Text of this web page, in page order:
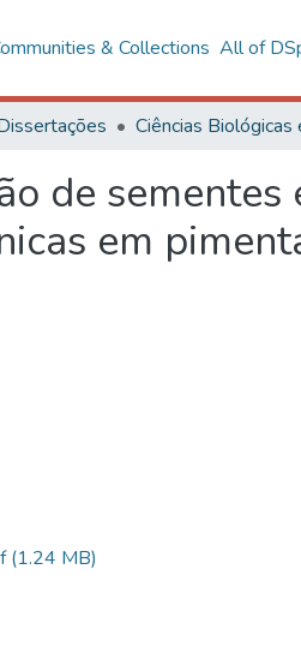
& Collections All of
de
em
(1.24 MB)